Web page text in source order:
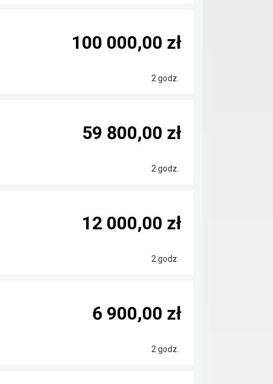
2 godz.
100 000,00 zł
2 godz.
59 800,00 zł
2 godz.
12 000,00 zł
2 godz.
6 900,00 zł